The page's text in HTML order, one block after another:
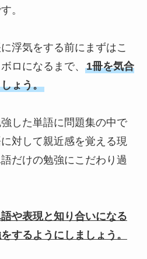
。
浮気をする前にまずはこ
ロになるまで、 1冊を気合
ょう。
した単語に問題集の中で
対して親近感を覚える現
だけの勉強にこだわり過
や表現と知り合いになる
するようにしましょう。